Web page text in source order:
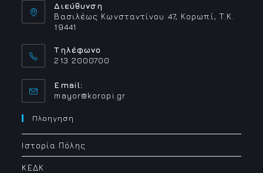
Διεύθυνση
Βασιλέως Κωνσταντίνου 47, Κορωπί, Τ.Κ.
19441
Τηλέφωνο
213 2000700
Email:
mayor@koropi.grOpens
Πλοηγηση
Ιστορία Πόλης
ΚΕΔΚ